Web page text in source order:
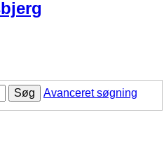
Søg
Avanceret søgning